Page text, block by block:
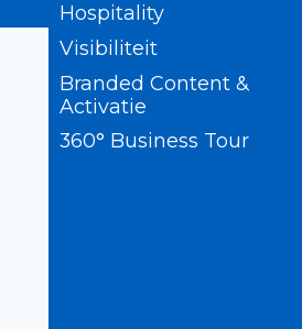
Hospitality
Visibiliteit
Branded Content &
Activatie
360° Business Tour